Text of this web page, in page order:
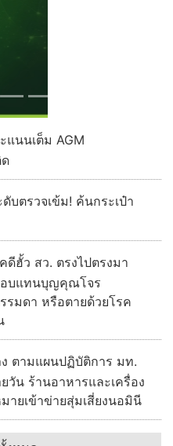
แนนเต็ม AGM
บตรวจเข้ม! ค้นกระเป๋า
ดีฮั้ว สว. ตรงไปตรงมา
อบแทนบุญคุณโจร
รมดา หรือตายด้วยโรค
ตามแผนปฏิบัติการ มท.
วัน ร้านอาหารและเครื่อง
ยเข้าข่ายสุ่มเสี่ยงนอมินี